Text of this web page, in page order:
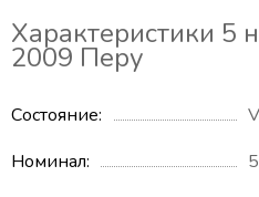
Характеристики 5
2009 Перу
Состояние
Номинал